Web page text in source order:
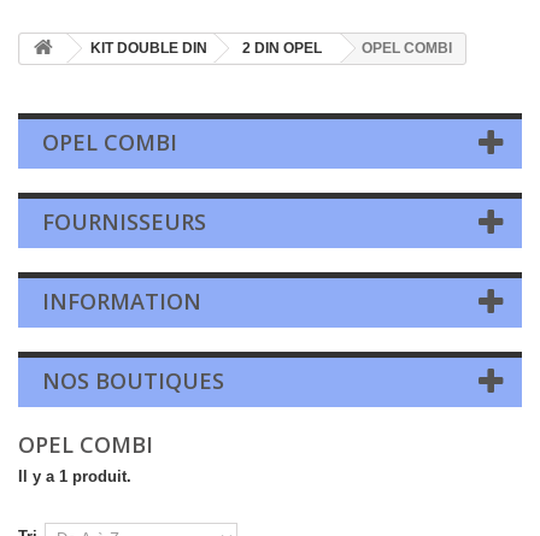
KIT DOUBLE DIN 2 DIN OPEL OPEL COMBI
OPEL COMBI
FOURNISSEURS
INFORMATION
NOS BOUTIQUES
OPEL COMBI
Il y a 1 produit.